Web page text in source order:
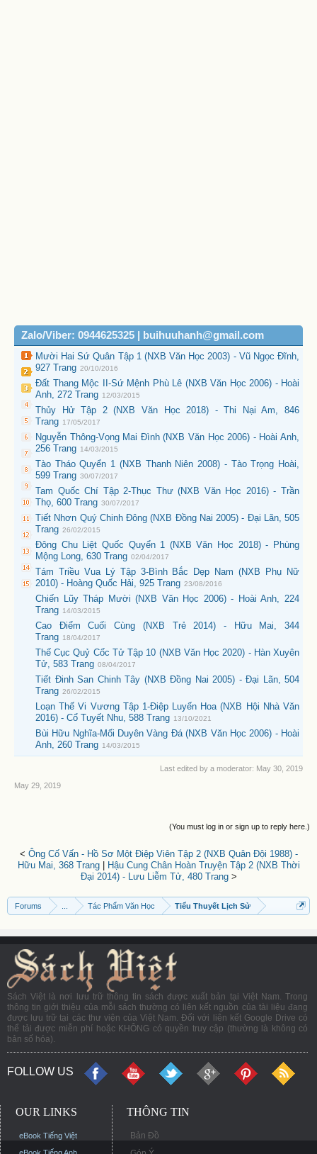
Zalo/Viber: 0944625325 | buihuuhanh@gmail.com
Mười Hai Sứ Quân Tập 1 (NXB Văn Học 2003) - Vũ Ngọc Đĩnh,
927 Trang 20/10/2016
Đất Thang Mộc II-Sứ Mệnh Phù Lê (NXB Văn Học 2006) - Hoài
Anh, 272 Trang 12/03/2015
Thủy Hử Tập 2 (NXB Văn Học 2018) - Thi Nại Am, 846
Trang 17/05/2017
Nguyễn Thông-Vọng Mai Đình (NXB Văn Học 2006) - Hoài Anh,
256 Trang 14/03/2015
Tào Tháo Quyển 1 (NXB Thanh Niên 2008) - Tào Trọng Hoài,
599 Trang 30/07/2017
Tam Quốc Chí Tập 2-Thục Thư (NXB Văn Học 2016) - Trần
Thọ, 600 Trang 30/07/2017
Tiết Nhơn Quý Chinh Đông (NXB Đồng Nai 2005) - Đại Lãn, 505
Trang 26/02/2015
Đông Chu Liệt Quốc Quyển 1 (NXB Văn Học 2018) - Phùng
Mộng Long, 630 Trang 02/04/2017
Tám Triều Vua Lý Tập 3-Bình Bắc Dẹp Nam (NXB Phụ Nữ
2010) - Hoàng Quốc Hải, 925 Trang 23/08/2016
Chiến Lũy Tháp Mười (NXB Văn Học 2006) - Hoài Anh, 224
Trang 14/03/2015
Cao Điểm Cuối Cùng (NXB Trẻ 2014) - Hữu Mai, 344
Trang 18/04/2017
Thế Cục Quỷ Cốc Tử Tập 10 (NXB Văn Học 2020) - Hàn Xuyên
Tử, 583 Trang 08/04/2017
Tiết Đinh San Chinh Tây (NXB Đồng Nai 2005) - Đại Lãn, 504
Trang 26/02/2015
Loạn Thế Vi Vương Tập 1-Điệp Luyến Hoa (NXB Hội Nhà Văn
2016) - Cổ Tuyết Nhu, 588 Trang 13/10/2021
Bùi Hữu Nghĩa-Mối Duyên Vàng Đá (NXB Văn Học 2006) - Hoài
Anh, 260 Trang 14/03/2015
Last edited by a moderator: May 30, 2019
May 29, 2019
(You must log in or sign up to reply here.)
< Ông Cố Vấn - Hồ Sơ Một Điệp Viên Tập 2 (NXB Quân Đội 1988) -
Hữu Mai, 368 Trang|
Hậu Cung Chân Hoàn Truyện Tập 2 (NXB Thời
Đại 2014) - Lưu Liễm Tử, 480 Trang>
Forums Tác Phẩm Văn Học Tiểu Thuyết Lịch Sử
Sách Việt là nơi lưu trữ thông tin sách được xuất bản tại Việt Nam. Trong
thông tin giới thiệu của mỗi sách thường có liên kết nguồn của tài liệu đang
được lưu trữ tại các thư viện của Việt Nam. Đối với liên kết Google Drive có
thể tải được miễn phí hoặc KHÔNG có quyền truy cập (thường là không có
bản số hóa).
FOLLOW US
OUR LINKS
eBook Tiếng Việt
THÔNG TIN
Bản Đồ